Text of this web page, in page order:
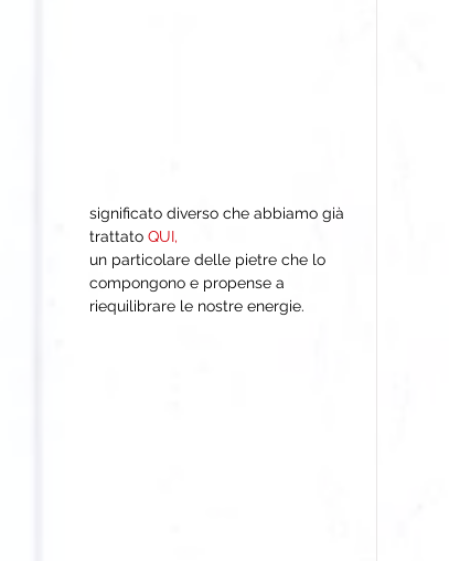
significato diverso che abbiamo già
trattato QUI,
un particolare delle pietre che lo
compongono e propense a
riequilibrare le nostre energie.